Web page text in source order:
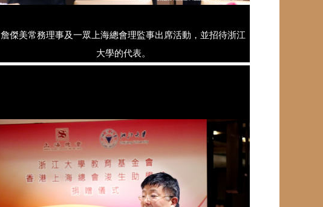
詹傑美常務理事及一眾上海總會理監事出席活動，並招待浙江
大學的代表。